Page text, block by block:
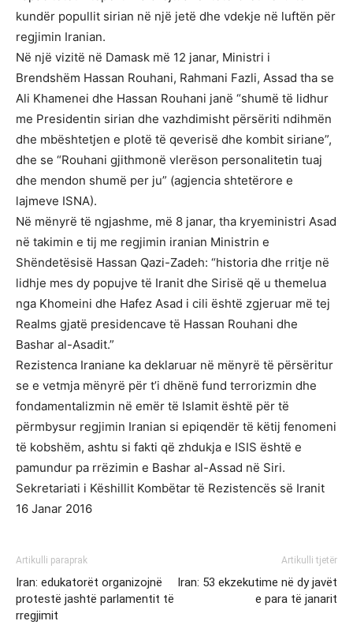
kundër popullit sirian në një jetë dhe vdekje në luftën për
regjimin Iranian.
Në një vizitë në Damask më 12 janar, Ministri i
Brendshëm Hassan Rouhani, Rahmani Fazli, Assad tha se
Ali Khamenei dhe Hassan Rouhani janë “shumë të lidhur
me Presidentin sirian dhe vazhdimisht përsëriti ndihmën
dhe mbështetjen e plotë të qeverisë dhe kombit siriane”,
dhe se “Rouhani gjithmonë vlerëson personalitetin tuaj
dhe mendon shumë per ju” (agjencia shtetërore e
lajmeve ISNA).
Në mënyrë të ngjashme, më 8 janar, tha kryeministri Asad
në takimin e tij me regjimin iranian Ministrin e
Shëndetësisë Hassan Qazi-Zadeh: “historia dhe rritje në
lidhje mes dy popujve të Iranit dhe Sirisë që u themelua
nga Khomeini dhe Hafez Asad i cili është zgjeruar më tej
Realms gjatë presidencave të Hassan Rouhani dhe
Bashar al-Asadit.”
Rezistenca Iraniane ka deklaruar në mënyrë të përsëritur
se e vetmja mënyrë për t’i dhënë fund terrorizmin dhe
fondamentalizmin në emër të Islamit është për të
përmbysur regjimin Iranian si epiqendër të këtij fenomeni
të kobshëm, ashtu si fakti që zhdukja e ISIS është e
pamundur pa rrëzimin e Bashar al-Assad në Siri.
Sekretariati i Këshillit Kombëtar të Rezistencës së Iranit
16 Janar 2016
Artikulli paraprak
Iran: edukatorët organizojnë
protestë jashtë parlamentit të
rregjimit
Artikulli tjetër
Iran: 53 ekzekutime në dy javët
e para të janarit